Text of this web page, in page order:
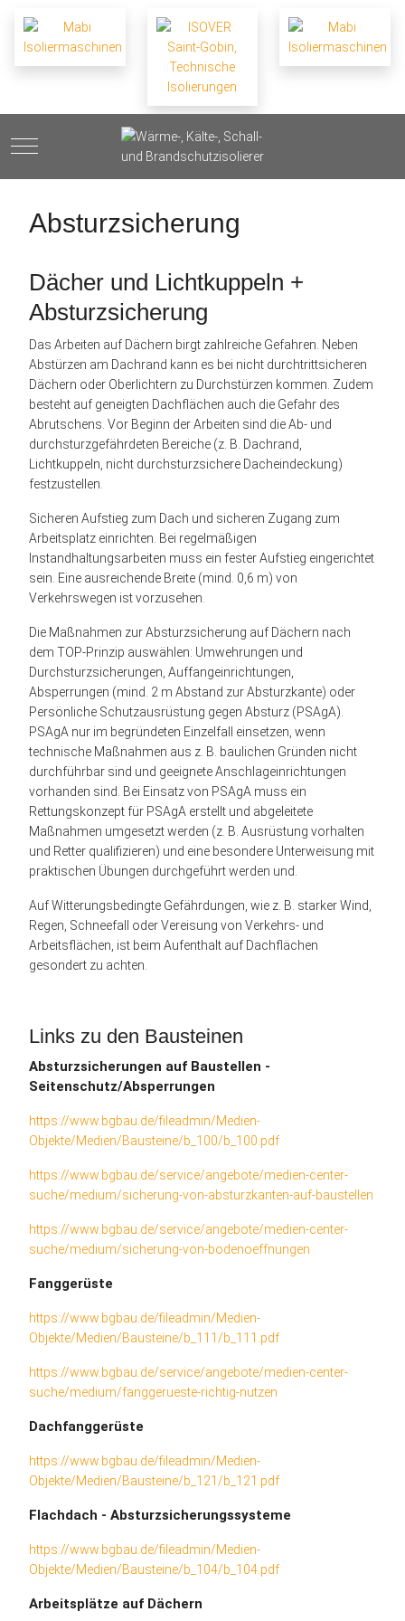
Mobile Menu Toggle
Absturzsicherung
Dächer und Lichtkuppeln +
Absturzsicherung
Das Arbeiten auf Dächern birgt zahlreiche Gefahren. Neben
Abstürzen am Dachrand kann es bei nicht durchtrittsicheren
Dächern oder Oberlichtern zu Durchstürzen kommen. Zudem
besteht auf geneigten Dachflächen auch die Gefahr des
Abrutschens. Vor Beginn der Arbeiten sind die Ab- und
durchsturzgefährdeten Bereiche (z. B. Dachrand,
Lichtkuppeln, nicht durchsturzsichere Dacheindeckung)
festzustellen.
Sicheren Aufstieg zum Dach und sicheren Zugang zum
Arbeitsplatz einrichten. Bei regelmäßigen
Instandhaltungsarbeiten muss ein fester Aufstieg eingerichtet
sein. Eine ausreichende Breite (mind. 0,6 m) von
Verkehrswegen ist vorzusehen.
Die Maßnahmen zur Absturzsicherung auf Dächern nach
dem TOP-Prinzip auswählen: Umwehrungen und
Durchsturzsicherungen, Auffangeinrichtungen,
Absperrungen (mind. 2 m Abstand zur Absturzkante) oder
Persönliche Schutzausrüstung gegen Absturz (PSAgA).
PSAgA nur im begründeten Einzelfall einsetzen, wenn
technische Maßnahmen aus z. B. baulichen Gründen nicht
durchführbar sind und geeignete Anschlageinrichtungen
vorhanden sind. Bei Einsatz von PSAgA muss ein
Rettungskonzept für PSAgA erstellt und abgeleitete
Maßnahmen umgesetzt werden (z. B. Ausrüstung vorhalten
und Retter qualifizieren) und eine besondere Unterweisung mit
praktischen Übungen durchgeführt werden und.
Auf Witterungsbedingte Gefährdungen, wie z. B. starker Wind,
Regen, Schneefall oder Vereisung von Verkehrs- und
Arbeitsflächen, ist beim Aufenthalt auf Dachflächen
gesondert zu achten.
Links zu den Bausteinen
Absturzsicherungen auf Baustellen -
Seitenschutz/Absperrungen
https://www.bgbau.de/fileadmin/Medien-
Objekte/Medien/Bausteine/b_100/b_100.pdf
https://www.bgbau.de/service/angebote/medien-center-
suche/medium/sicherung-von-absturzkanten-auf-baustellen
https://www.bgbau.de/service/angebote/medien-center-
suche/medium/sicherung-von-bodenoeffnungen
Fanggerüste
https://www.bgbau.de/fileadmin/Medien-
Objekte/Medien/Bausteine/b_111/b_111.pdf
https://www.bgbau.de/service/angebote/medien-center-
suche/medium/fanggerueste-richtig-nutzen
Dachfanggerüste
https://www.bgbau.de/fileadmin/Medien-
Objekte/Medien/Bausteine/b_121/b_121.pdf
Flachdach - Absturzsicherungssysteme
https://www.bgbau.de/fileadmin/Medien-
Objekte/Medien/Bausteine/b_104/b_104.pdf
Arbeitsplätze auf Dächern